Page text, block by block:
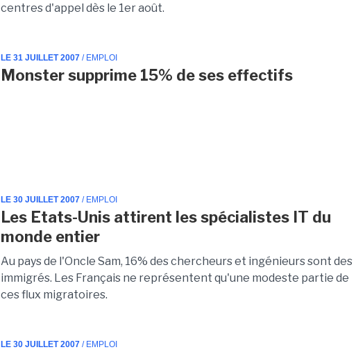
centres d'appel dès le 1er août.
LE 31 JUILLET 2007 / EMPLOI
Monster supprime 15% de ses effectifs
LE 30 JUILLET 2007 / EMPLOI
Les Etats-Unis attirent les spécialistes IT du
monde entier
Au pays de l'Oncle Sam, 16% des chercheurs et ingénieurs sont des
immigrés. Les Français ne représentent qu'une modeste partie de
ces flux migratoires.
LE 30 JUILLET 2007 / EMPLOI